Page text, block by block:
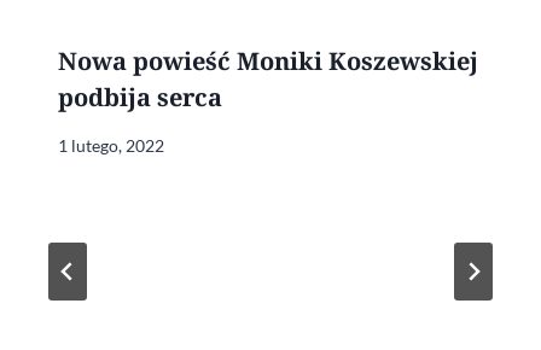
Nowa powieść Moniki Koszewskiej
podbija serca
1 lutego, 2022